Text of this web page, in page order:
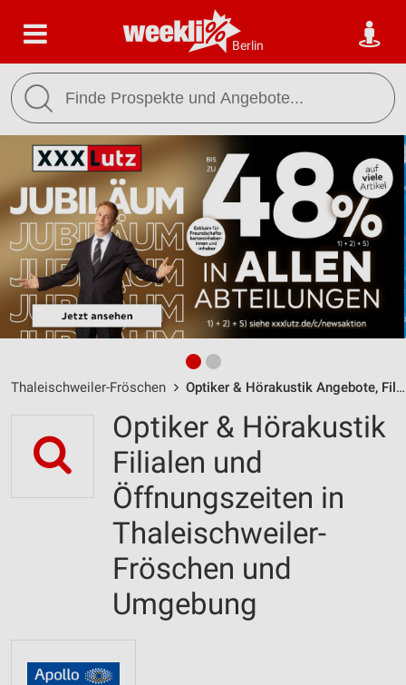
Berlin
Thaleischweiler-Fröschen Optiker & Hörakustik Angebote, Filialen & Öffnungszeiten
Optiker & Hörakustik
Filialen und
Öffnungszeiten in
Thaleischweiler-
Fröschen und
Umgebung